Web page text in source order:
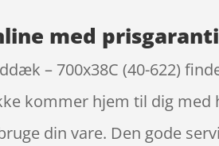
med prisgaranti
– 700x38C (40-622)
kommer hjem til dig med
din vare. Den gode